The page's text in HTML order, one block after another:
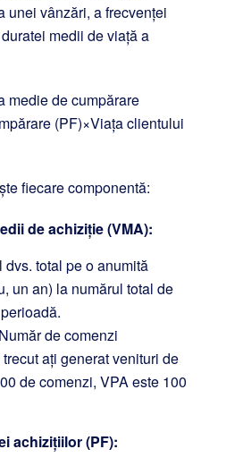
unei vânzări, a frecvenței
medii de viață a
medie de cumpărare
(PF)×Viața clientului
fiecare componentă:
de achiziție (VMA):
dvs. total pe o anumită
un an) la numărul total de
de comenzi
ați generat venituri de
de comenzi, VPA este 100
achizițiilor (PF):